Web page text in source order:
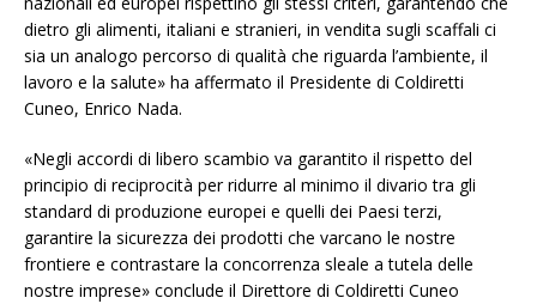
dietro gli alimenti, italiani e stranieri, in vendita sugli scaffali ci
sia un analogo percorso di qualità che riguarda l’ambiente, il
lavoro e la salute» ha affermato il Presidente di Coldiretti
Cuneo, Enrico Nada.
«Negli accordi di libero scambio va garantito il rispetto del
principio di reciprocità per ridurre al minimo il divario tra gli
standard di produzione europei e quelli dei Paesi terzi,
garantire la sicurezza dei prodotti che varcano le nostre
frontiere e contrastare la concorrenza sleale a tutela delle
nostre imprese» conclude il Direttore di Coldiretti Cuneo